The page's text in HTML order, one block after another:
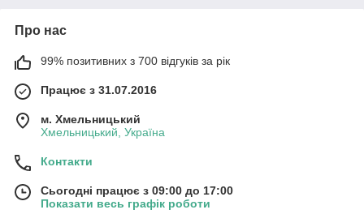
Про нас
99% позитивних з 700 відгуків за рік
Працює з 31.07.2016
м. Хмельницький
Хмельницький, Україна
Контакти
Сьогодні працює з 09:00 до 17:00
Показати весь графік роботи